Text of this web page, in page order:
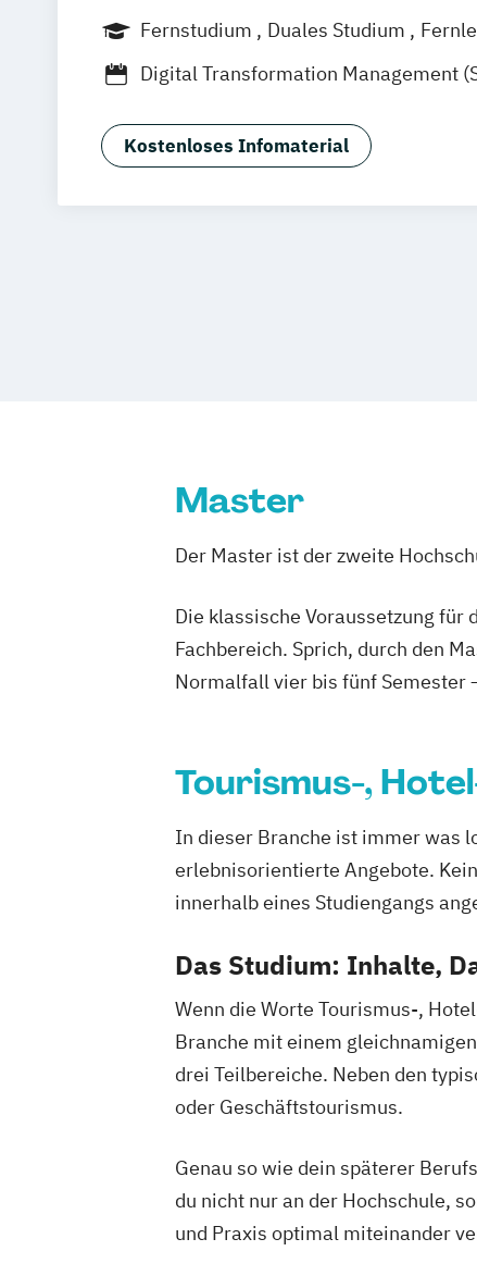
Weil am Rhein
Frankfurt am Main
Innsbruck
Fernstudium Duales Studium
Digital Transformation Management
Hospitality Controlling & Hotel Asset
Hotel- und Tourismusmarketing
Kostenloses Infomaterial
Master
Der Master ist der zweite
Die klassische Voraussetzung
Fachbereich. Sprich, durch den
Normalfall vier bis fünf Semester
Tourismus-,
In dieser Branche ist immer was
erlebnisorientierte Angebote.
innerhalb eines Studiengangs
Das Studium: Inhalte,
Wenn die Worte Tourismus-,
Branche mit einem
drei Teilbereiche. Neben den
oder Geschäftstourismus.
Genau so wie dein späterer
du nicht nur an der Hochschule,
und Praxis optimal miteinander